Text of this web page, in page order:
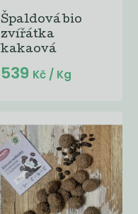
Špaldová bio
zvířátka
kakaová
539 Kč / Kg